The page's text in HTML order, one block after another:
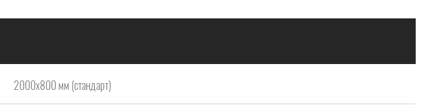
2000x800 мм (стандарт)